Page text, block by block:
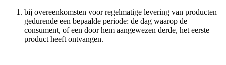
bij overeenkomsten voor regelmatige levering van producten
gedurende een bepaalde periode: de dag waarop de
consument, of een door hem aangewezen derde, het eerste
product heeft ontvangen.